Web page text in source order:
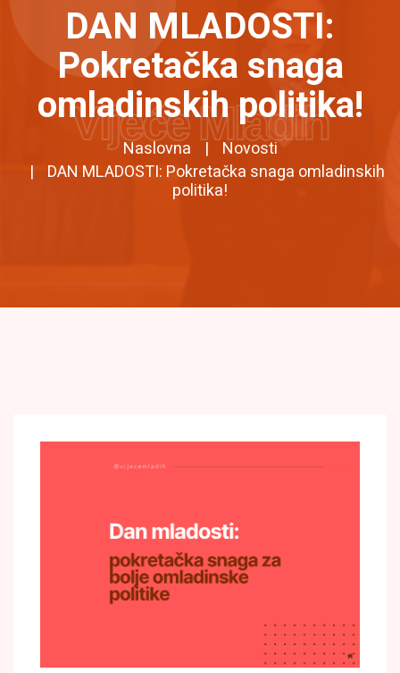
DAN MLADOSTI:
Pokretačka snaga
omladinskih politika!
Naslovna
Novosti
DAN MLADOSTI: Pokretačka snaga omladinskih
politika!
Vijeće Mladih